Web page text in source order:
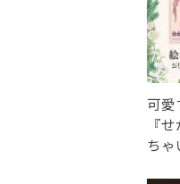
可愛
『
ちゃ